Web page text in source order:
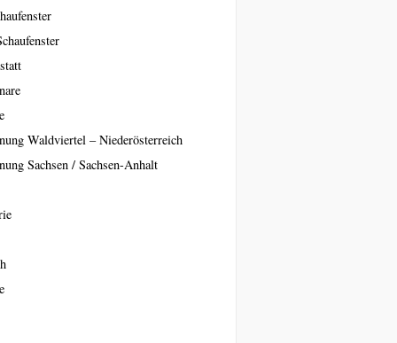
Waldviertel – Niederösterreich
Sachsen / Sachsen-Anhalt